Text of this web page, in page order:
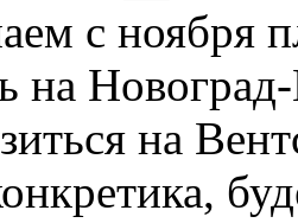
с ноября
на
на